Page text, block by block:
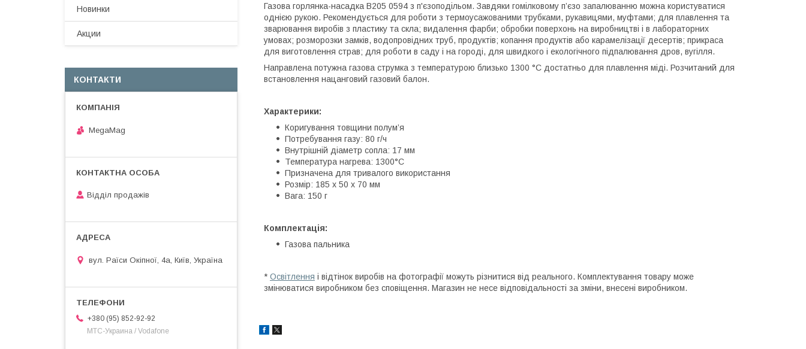
Газова горлянка-насадка B205 0594 з п'єзоподільом. Завдяки гомілковому п’єзо запалюванню можна користуватися
однією рукою. Рекомендується для роботи з термоусажованими трубками, рукавицями, муфтами; для плавлення та
зварювання виробів з пластику та скла; видалення фарби; обробки поверхонь на виробництві і в лабораторних
умовах; розморозки замків, водопровідних труб, продуктів; копання продуктів або карамелізації десертів; прикраса
для виготовлення страв; для роботи в саду і на городі, для швидкого і екологічного підпалювання дров, вугілля.
Направлена потужна газова струмка з температурою близько 1300 °C достатньо для плавлення міді. Розчитаний для
встановлення нацанговий газовий балон.
Характерики:
Коригування товщини полум’я
Потребування газу: 80 г/ч
Внутрішній діаметр сопла: 17 мм
Температура нагрева: 1300°C
Призначена для тривалого використання
Розмір: 185 х 50 х 70 мм
Вага: 150 г
Комплектація:
Газова пальника
* Освітлення і відтінок виробів на фотографії можуть різнитися від реального. Комплектування товару може
змінюватися виробником без сповіщення. Магазин не несе відповідальності за зміни, внесені виробником.
Новинки
Акции
КОНТАКТИ
MegaMag
Відділ продажів
вул. Раїси Окіпної, 4а, Київ, Україна
+380 (95) 852-92-92
МТС-Украина / Vodafone